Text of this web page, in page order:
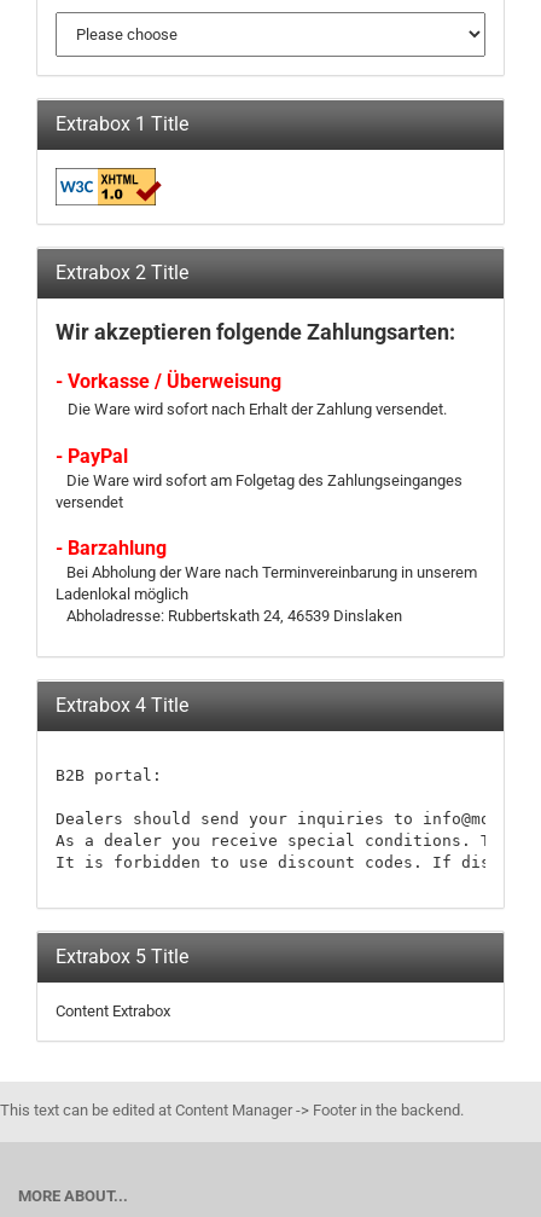
Extrabox 1 Title
Extrabox 2 Title
Wir akzeptieren folgende Zahlungsarten:
- Vorkasse / Überweisung
Die Ware wird sofort nach Erhalt der Zahlung versendet.
- PayPal
Die Ware wird sofort am Folgetag des Zahlungseinganges
versendet
- Barzahlung
Bei Abholung der Ware nach Terminvereinbarung in unserem
Ladenlokal möglich
Abholadresse: Rubbertskath 24, 46539 Dinslaken
Extrabox 4 Title
B2B portal:
Dealers should send your inquiries to
As a dealer you receive special conditions.
It is forbidden to use discount codes. If discount
Extrabox 5 Title
Content Extrabox
This text can be edited at Content Manager -> Footer in the backend.
MORE ABOUT...